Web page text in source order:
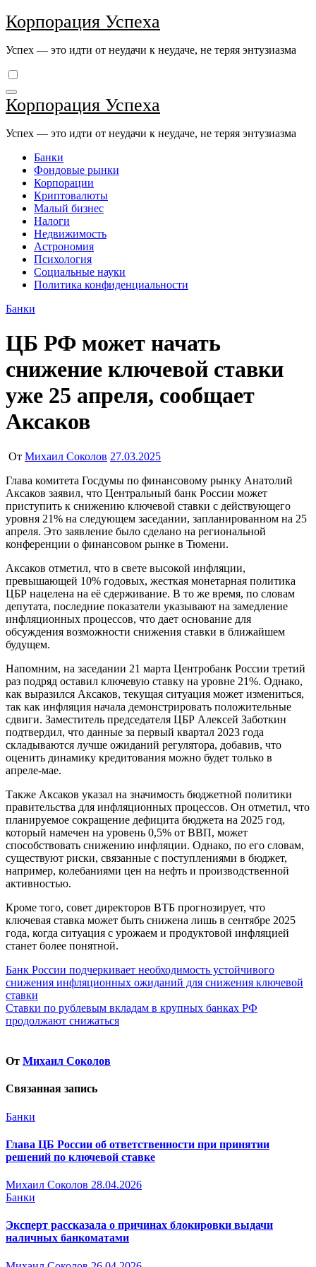
Перейти
к
Корпорация Успеха
Успех — это идти от неудачи к неудаче, не теряя энтузиазма
Корпорация Успеха
Успех — это идти от неудачи к неудаче, не теряя энтузиазма
Банки
Фондовые рынки
Корпорации
Криптовалюты
Малый бизнес
Налоги
Недвижимость
Астрономия
Психология
Социальные науки
Политика конфиденциальности
Банки
ЦБ РФ может начать
снижение ключевой ставки
уже 25 апреля, сообщает
Аксаков
От Михаил Соколов 27.03.2025
Глава комитета Госдумы по финансовому рынку Анатолий
Аксаков заявил, что Центральный банк России может
приступить к снижению ключевой ставки с действующего
уровня 21% на следующем заседании, запланированном на 25
апреля. Это заявление было сделано на региональной
конференции о финансовом рынке в Тюмени.
Аксаков отметил, что в свете высокой инфляции,
превышающей 10% годовых, жесткая монетарная политика
ЦБР нацелена на её сдерживание. В то же время, по словам
депутата, последние показатели указывают на замедление
инфляционных процессов, что дает основание для
обсуждения возможности снижения ставки в ближайшем
будущем.
Напомним, на заседании 21 марта Центробанк России третий
раз подряд оставил ключевую ставку на уровне 21%. Однако,
как выразился Аксаков, текущая ситуация может измениться,
так как инфляция начала демонстрировать положительные
сдвиги. Заместитель председателя ЦБР Алексей Заботкин
подтвердил, что данные за первый квартал 2023 года
складываются лучше ожиданий регулятора, добавив, что
оценить динамику кредитования можно будет только в
апреле-мае.
Также Аксаков указал на значимость бюджетной политики
правительства для инфляционных процессов. Он отметил, что
планируемое сокращение дефицита бюджета на 2025 год,
который намечен на уровень 0,5% от ВВП, может
способствовать снижению инфляции. Однако, по его словам,
существуют риски, связанные с поступлениями в бюджет,
например, колебаниями цен на нефть и производственной
активностью.
Кроме того, совет директоров ВТБ прогнозирует, что
ключевая ставка может быть снижена лишь в сентябре 2025
года, когда ситуация с урожаем и продуктовой инфляцией
станет более понятной.
Навигация
по
записям
Банк России подчеркивает необходимость устойчивого
снижения инфляционных ожиданий для снижения ключевой
ставки
Ставки по рублевым вкладам в крупных банках РФ
продолжают снижаться
От Михаил Соколов
Связанная запись
Банки
Глава ЦБ России об ответственности при принятии
решений по ключевой ставке
Михаил Соколов 28.04.2026
Банки
Эксперт рассказала о причинах блокировки выдачи
наличных банкоматами